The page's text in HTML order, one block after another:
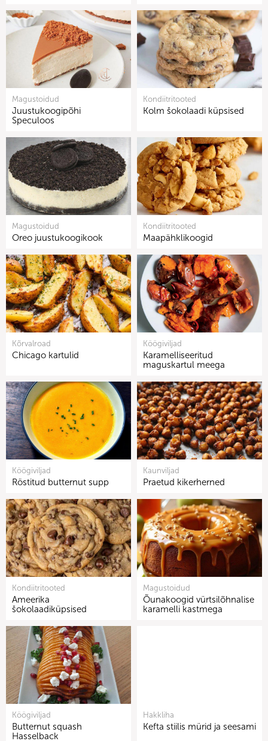
Magustoidud
Juustukoogipõhi
Speculoos
Kondiitritooted
Kolm šokolaadi küpsised
Magustoidud
Oreo juustukoogikook
Kondiitritooted
Maapähklikoogid
Kõrvalroad
Chicago kartulid
Köögiviljad
Karamelliseeritud
maguskartul meega
Köögiviljad
Röstitud butternut supp
Kaunviljad
Praetud kikerherned
Kondiitritooted
Ameerika
šokolaadiküpsised
Magustoidud
Õunakoogid vürtsilõhnalise
karamelli kastmega
Köögiviljad
Butternut squash
Hasselback
Hakkliha
Kefta stiilis mürid ja seesami